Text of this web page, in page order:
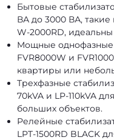
Бытовые
ВА до 3000 ВА, такие
W-2000RD,
Мощные однофазные
FVR8000W и
квартиры или
Трехфазные
70kVA и LP-110kVA
больших объектов.
Релейные
LPT-1500RD BLACK